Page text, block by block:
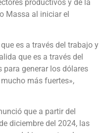
productivos y de la
Massa al iniciar el
es a través del trabajo y
que es a través del
para generar los dólares
más fuertes»,
que a partir del
diciembre del 2024, las